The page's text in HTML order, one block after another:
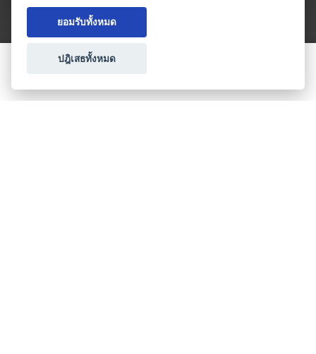
ประเภทธุรกิจไมซ์
ยอมรับทั้งหมด
ปฎิเสธทั้งหมด